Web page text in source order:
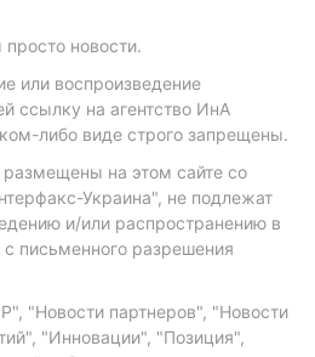
новости.
или воспроизведение
ссылку на агентство ИнА
либо виде строго запрещены.
на этом сайте со
Украина", не подлежат
и/или распространению в
письменного разрешения
"Новости партнеров", "Новости
"Инновации", "Позиция",